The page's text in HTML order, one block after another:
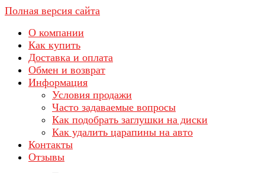
Полная версия сайта
О компании
Как купить
Доставка и оплата
Обмен и возврат
Информация
Условия продажи
Часто задаваемые вопросы
Как подобрать заглушки на диски
Как удалить царапины на авто
Контакты
Отзывы